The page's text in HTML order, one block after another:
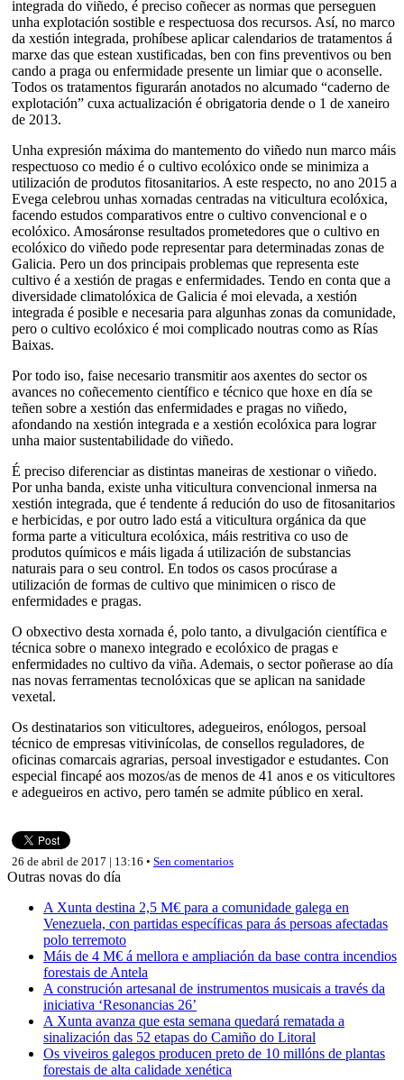
integrada do viñedo, é preciso coñecer as normas que perseguen
unha explotación sostible e respectuosa dos recursos. Así, no marco
da xestión integrada, prohíbese aplicar calendarios de tratamentos á
marxe das que estean xustificadas, ben con fins preventivos ou ben
cando a praga ou enfermidade presente un limiar que o aconselle.
Todos os tratamentos figurarán anotados no alcumado “caderno de
explotación” cuxa actualización é obrigatoria dende o 1 de xaneiro
de 2013.
Unha expresión máxima do mantemento do viñedo nun marco máis
respectuoso co medio é o cultivo ecolóxico onde se minimiza a
utilización de produtos fitosanitarios. A este respecto, no ano 2015 a
Evega celebrou unhas xornadas centradas na viticultura ecolóxica,
facendo estudos comparativos entre o cultivo convencional e o
ecolóxico. Amosáronse resultados prometedores que o cultivo en
ecolóxico do viñedo pode representar para determinadas zonas de
Galicia. Pero un dos principais problemas que representa este
cultivo é a xestión de pragas e enfermidades. Tendo en conta que a
diversidade climatolóxica de Galicia é moi elevada, a xestión
integrada é posible e necesaria para algunhas zonas da comunidade,
pero o cultivo ecolóxico é moi complicado noutras como as Rías
Baixas.
Por todo iso, faise necesario transmitir aos axentes do sector os
avances no coñecemento científico e técnico que hoxe en día se
teñen sobre a xestión das enfermidades e pragas no viñedo,
afondando na xestión integrada e a xestión ecolóxica para lograr
unha maior sustentabilidade do viñedo.
É preciso diferenciar as distintas maneiras de xestionar o viñedo.
Por unha banda, existe unha viticultura convencional inmersa na
xestión integrada, que é tendente á redución do uso de fitosanitarios
e herbicidas, e por outro lado está a viticultura orgánica da que
forma parte a viticultura ecolóxica, máis restritiva co uso de
produtos químicos e máis ligada á utilización de substancias
naturais para o seu control. En todos os casos procúrase a
utilización de formas de cultivo que minimicen o risco de
enfermidades e pragas.
O obxectivo desta xornada é, polo tanto, a divulgación científica e
técnica sobre o manexo integrado e ecolóxico de pragas e
enfermidades no cultivo da viña. Ademais, o sector poñerase ao día
nas novas ferramentas tecnolóxicas que se aplican na sanidade
vexetal.
Os destinatarios son viticultores, adegueiros, enólogos, persoal
técnico de empresas vitivinícolas, de consellos reguladores, de
oficinas comarcais agrarias, persoal investigador e estudantes. Con
especial fincapé aos mozos/as de menos de 41 anos e os viticultores
e adegueiros en activo, pero tamén se admite público en xeral.
26 de abril de 2017 | 13:16 • Sen comentarios
Outras novas do día
A Xunta destina 2,5 M€ para a comunidade galega en
Venezuela, con partidas específicas para ás persoas afectadas
polo terremoto
Máis de 4 M€ á mellora e ampliación da base contra incendios
forestais de Antela
A construción artesanal de instrumentos musicais a través da
iniciativa ‘Resonancias 26’
A Xunta avanza que esta semana quedará rematada a
sinalización das 52 etapas do Camiño do Litoral
Os viveiros galegos producen preto de 10 millóns de plantas
forestais de alta calidade xenética